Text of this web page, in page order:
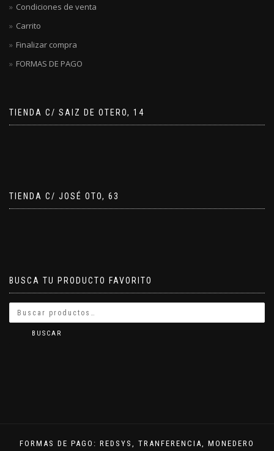
Condiciones de venta
Carrito
Finalizar compra
FORMAS DE PAGO
TIENDA C/ SAIZ DE OTERO, 14
TIENDA C/ JOSÉ OTO, 63
BUSCA TU PRODUCTO FAVORITO
BUSCAR
FORMAS DE PAGO: REDSYS, TRANFERENCIA, MONEDERO